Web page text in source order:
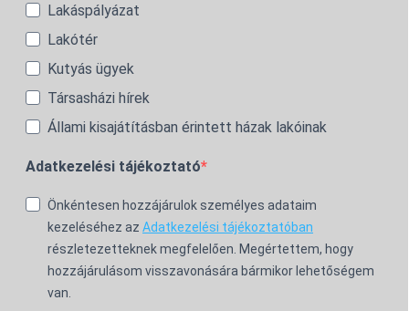
Lakáspályázat
Lakótér
Kutyás ügyek
Társasházi hírek
Állami kisajátításban érintett házak lakóinak
Adatkezelési tájékoztató
Önkéntesen hozzájárulok személyes adataim
kezeléséhez az Adatkezelési tájékoztatóban
részletezetteknek megfelelően. Megértettem, hogy
hozzájárulásom visszavonására bármikor lehetőségem
van.